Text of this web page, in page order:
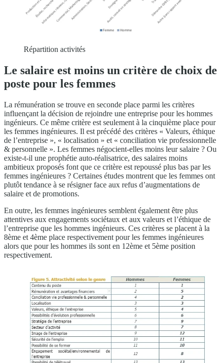
Répartition activités
Le salaire est moins un critère de choix de
poste pour les femmes
La rémunération se trouve en seconde place parmi les critères
influençant la décision de rejoindre une entreprise pour les hommes
ingénieurs. Ce même critère est seulement à la cinquième place pour
les femmes ingénieures. Il est précédé des critères « Valeurs, éthique
de l’entreprise », « localisation » et « conciliation vie professionnelle
& personnelle ». Les femmes négocient-elles moins leur salaire ? Ou
existe-t-il une prophétie auto-réalisatrice, des salaires moins
ambitieux proposés font que ce critère est repoussé plus bas par les
femmes ingénieures ? Certaines études montrent que les femmes ont
plutôt tendance à se résigner face aux refus d’augmentations de
salaire et de promotions.
En outre, les femmes ingénieures semblent également être plus
attentives aux engagements sociétaux et aux valeurs et l’éthique de
l’entreprise que les hommes ingénieurs. Ces critères se placent à la
8ème et 4ème place respectivement pour les femmes ingénieures
alors que pour les hommes ils sont en 12ème et 5ème position
respectivement.